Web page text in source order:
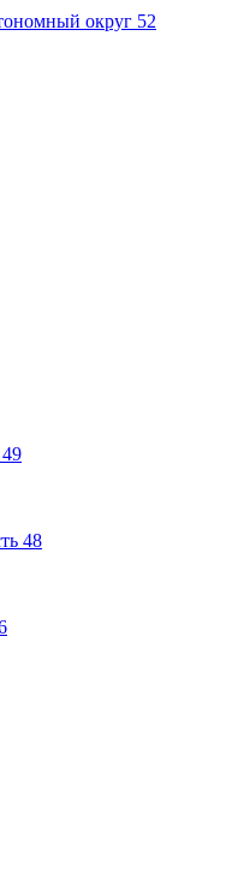
округ 52
49
48